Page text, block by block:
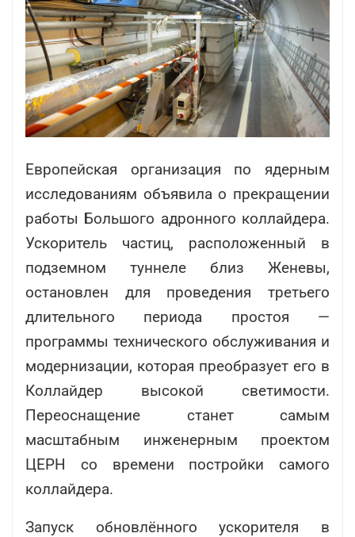
Европейская организация по ядерным
исследованиям объявила о прекращении
работы Большого адронного коллайдера.
Ускоритель частиц, расположенный в
подземном туннеле близ Женевы,
остановлен для проведения третьего
длительного периода простоя —
программы технического обслуживания и
модернизации, которая преобразует его в
Коллайдер высокой светимости.
Переоснащение станет самым
масштабным инженерным проектом
ЦЕРН со времени постройки самого
коллайдера.
Запуск обновлённого ускорителя в